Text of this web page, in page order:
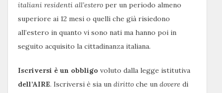
italiani residenti all’estero per un periodo almeno
superiore ai 12 mesi o quelli che già risiedono
all’estero in quanto vi sono nati ma hanno poi in
seguito acquisito la cittadinanza italiana.
Iscriversi è un obbligo voluto dalla legge istitutiva
dell’AIRE. Iscriversi è sia un diritto che un dovere di